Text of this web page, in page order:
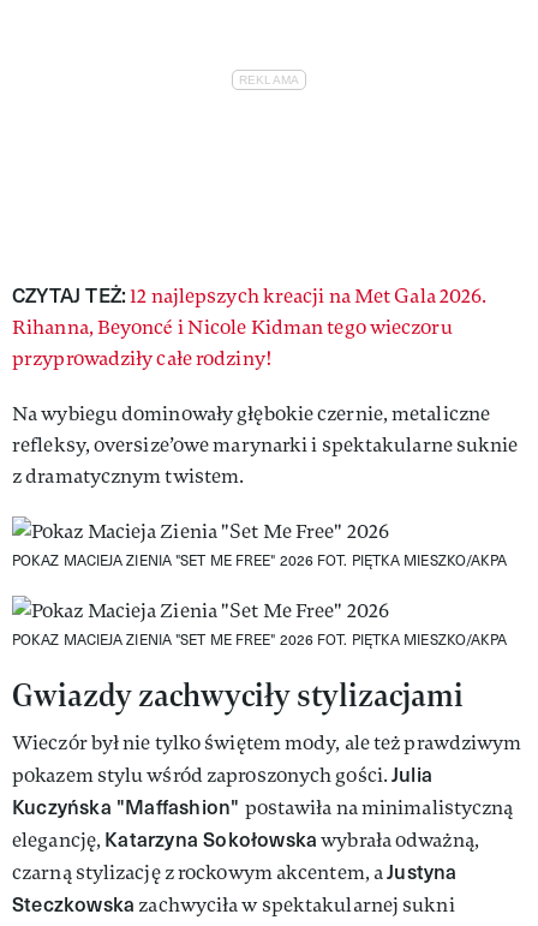
CZYTAJ TEŻ: 12 najlepszych kreacji na Met Gala 2026.
Rihanna, Beyoncé i Nicole Kidman tego wieczoru
przyprowadziły całe rodziny!
Na wybiegu dominowały głębokie czernie, metaliczne
refleksy, oversize’owe marynarki i spektakularne suknie
z dramatycznym twistem.
POKAZ MACIEJA ZIENIA "SET ME FREE" 2026 FOT. PIĘTKA MIESZKO/AKPA
POKAZ MACIEJA ZIENIA "SET ME FREE" 2026 FOT. PIĘTKA MIESZKO/AKPA
Gwiazdy zachwyciły stylizacjami
Wieczór był nie tylko świętem mody, ale też prawdziwym
pokazem stylu wśród zaproszonych gości.Julia
Kuczyńska "Maffashion" postawiła na minimalistyczną
elegancję, Katarzyna Sokołowskawybrała odważną,
czarną stylizację z rockowym akcentem, aJustyna
Steczkowska zachwyciła w spektakularnej sukni